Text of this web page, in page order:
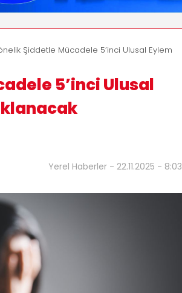
Şiddetle Mücadele 5’inci Ulusal Eylem
5’inci Ulusal
Yerel Haberler - 22.11.2025 - 8:03